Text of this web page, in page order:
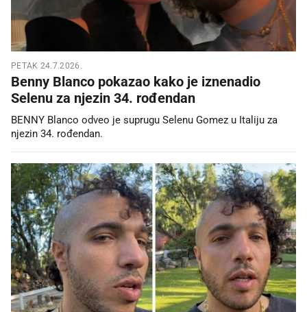
PETAK 24.7.2026.
Benny Blanco pokazao kako je iznenadio
Selenu za njezin 34. rođendan
BENNY Blanco odveo je suprugu Selenu Gomez u Italiju za
njezin 34. rođendan.